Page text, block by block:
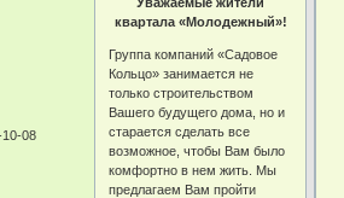
10-08
квартала «Молодежный»!
Группа компаний «Садовое
Кольцо» занимается не
только строительством
Вашего будущего дома, но и
старается сделать все
возможное, чтобы Вам было
комфортно в нем жить. Мы
предлагаем Вам пройти